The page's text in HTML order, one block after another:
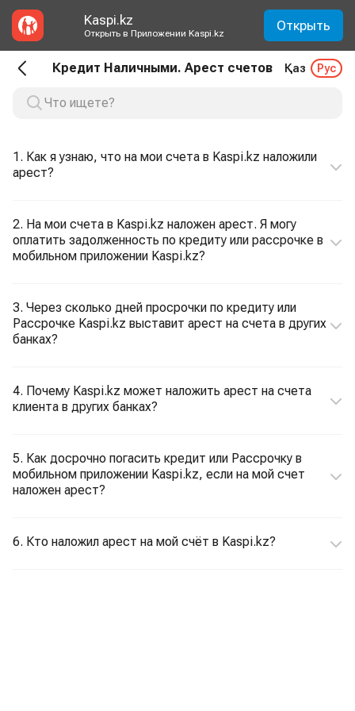
Kaspi.kz
Открыть в Приложении Kaspi.kz Открыть
Кредит Наличными. Арест счетов Қаз Рус
1. Как я узнаю, что на мои счета в Kaspi.kz наложили
арест?
2. На мои счета в Kaspi.kz наложен арест. Я могу
оплатить задолженность по кредиту или рассрочке в
мобильном приложении Kaspi.kz?
3. Через сколько дней просрочки по кредиту или
Рассрочке Kaspi.kz выставит арест на счета в других
банках?
4. Почему Kaspi.kz может наложить арест на счета
клиента в других банках?
5. Как досрочно погасить кредит или Рассрочку в
мобильном приложении Kaspi.kz, если на мой счет
наложен арест?
6. Кто наложил арест на мой счёт в Kaspi.kz?